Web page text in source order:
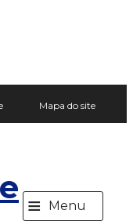
Mapa do site
≡ Menu